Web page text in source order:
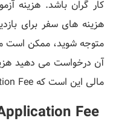
کار گران باشد. هزینه
هزینه های سفر برای
متوجه شوید، ممکن است
آن درخواست می دهید
مالی این است که Application Fee را درخواست است.